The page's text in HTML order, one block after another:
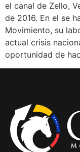
el canal de Zello,
de 2016. En el se
Movimiento, su
actual crisis
oportunidad de